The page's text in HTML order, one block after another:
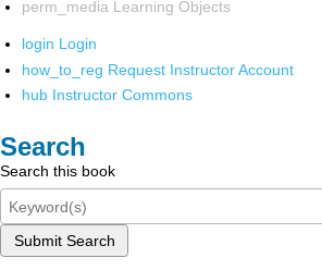
perm_media Learning Objects
login Login
how_to_reg Request Instructor Account
hub Instructor Commons
Search
Search this book
Submit Search